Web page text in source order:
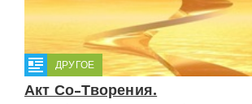
ДРУГОЕ
Акт Со-Творения.